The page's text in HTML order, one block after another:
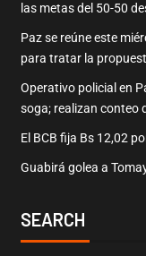
las metas del 50-50
Paz se reúne este
para tratar la
Operativo policial en
soga; realizan conteo
El BCB fija Bs 12,02
Guabirá golea a
SEARCH